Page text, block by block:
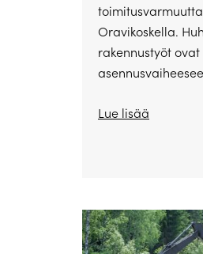
Oravikoskella.
rakennustyöt
Lue lisää